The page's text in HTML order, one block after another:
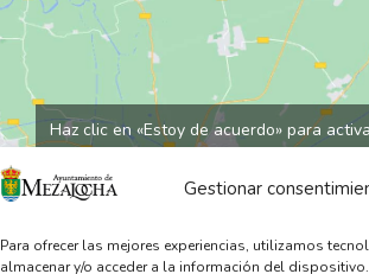
Gestionar
Para ofrecer las mejores experiencias, utilizamos
almacenar y/o acceder a la información del
Haz clic en «Estoy de acuerdo» para
Política de cookies
Estoy de acuerdo